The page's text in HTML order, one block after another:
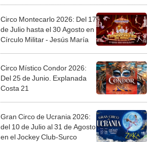
Circo Montecarlo 2026: Del 17
de Julio hasta el 30 Agosto en
Círculo Militar - Jesús María
Circo Místico Condor 2026:
Del 25 de Junio. Explanada
Costa 21
Gran Circo de Ucrania 2026:
del 10 de Julio al 31 de Agosto
en el Jockey Club-Surco